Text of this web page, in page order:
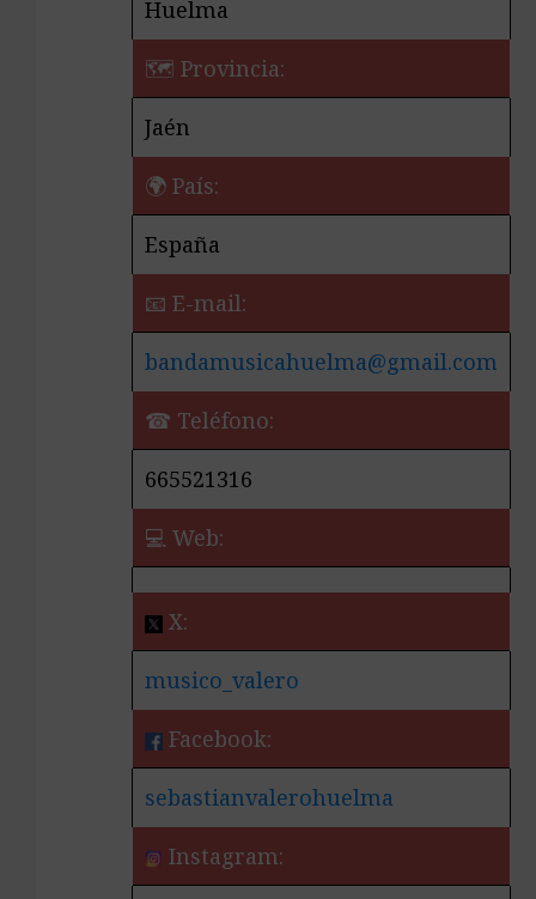
Huelma
🗺 Provincia:
Jaén
🌍 País:
España
📧 E-mail:
bandamusicahuelma@gmail.com
☎ Teléfono:
665521316
💻 Web:
X:
musico_valero
Facebook:
sebastianvalerohuelma
Instagram: